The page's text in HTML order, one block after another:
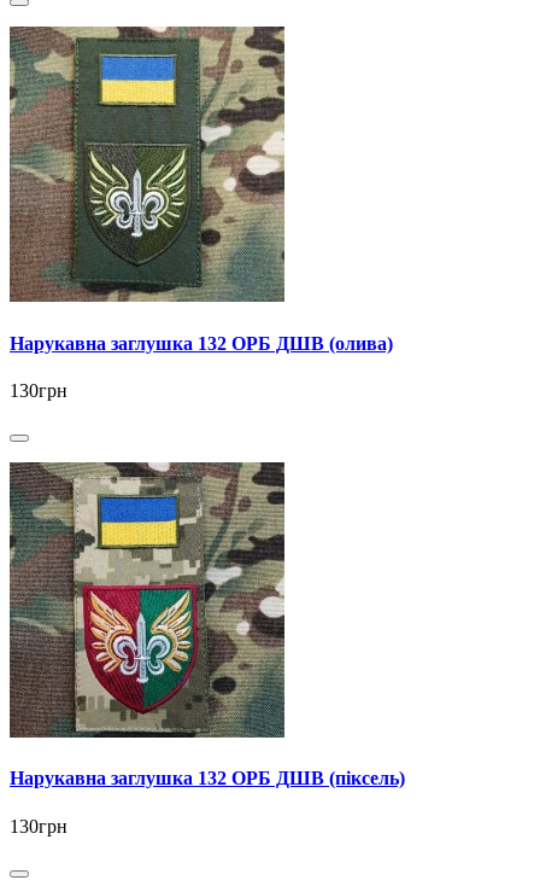
Нарукавна заглушка 132 ОРБ ДШВ (олива)
130грн
Нарукавна заглушка 132 ОРБ ДШВ (піксель)
130грн